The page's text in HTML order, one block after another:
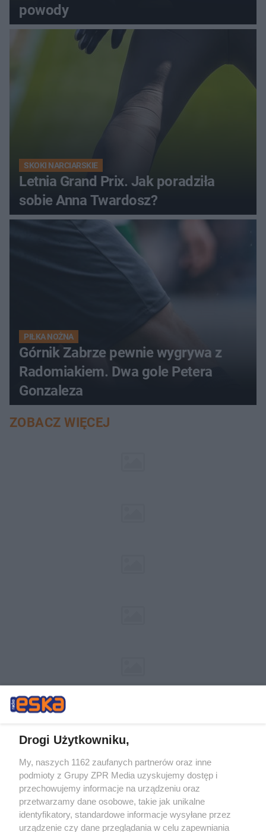
powody
SKOKI NARCIARSKIE
Letnia Grand Prix. Jak poradziła
sobie Anna Twardosz?
PIŁKA NOŻNA
Górnik Zabrze pewnie wygrywa z
Radomiakiem. Dwa gole Petera
Gonzaleza
ZOBACZ WIĘCEJ
Żaden utwór zamieszczony w serwisie nie może być powielany i
rozpowszechniany lub dalej rozpowszechniany w jakikolwiek sposób (w
tym także elektroniczny lub mechaniczny) na jakimkolwiek polu
eksploatacji w jakiejkolwiek formie, włącznie z umieszczaniem w
Internecie bez pisemnej zgody właściciela praw. Jakiekolwiek użycie lub
wykorzystanie utworów w całości lub w części z naruszeniem prawa,
tzn. bez właściwej zgody, jest zabronione pod groźbą kary i może być
Drogi Użytkowniku,
My, naszych 1162 zaufanych partnerów oraz inne
podmioty z Grupy ZPR Media uzyskujemy dostęp i
przechowujemy informacje na urządzeniu oraz
przetwarzamy dane osobowe, takie jak unikalne
identyfikatory, standardowe informacje wysyłane przez
urządzenie czy dane przeglądania w celu zapewniania